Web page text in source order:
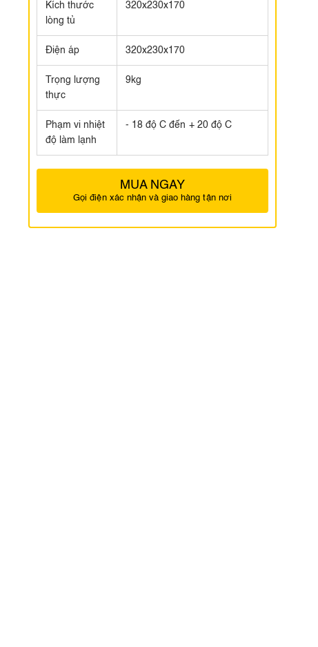
Kích thước
lòng tủ
320x230x170
Điện áp 320x230x170
Trọng lượng
thực
9kg
Phạm vi nhiệt
độ làm lạnh
- 18 độ C đến + 20 độ C
MUA NGAY
Gọi điện xác nhận và giao hàng tận nơi